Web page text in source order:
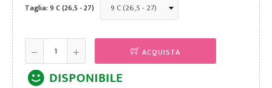
Taglia: 9 C (26,5 - 27)
ACQUISTA